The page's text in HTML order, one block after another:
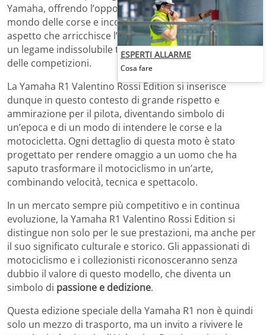
Yamaha, offrendo l’opportunità di vivere da vicino il
mondo delle corse e incontrare i piloti. Questo è un
aspetto che arricchisce l’esperienza di acquisto e crea
un legame indissolubile tra il motociclista e il mondo
delle competizioni.
La Yamaha R1 Valentino Rossi Edition si inserisce
dunque in questo contesto di grande rispetto e
ammirazione per il pilota, diventando simbolo di
un’epoca e di un modo di intendere le corse e la
motocicletta. Ogni dettaglio di questa moto è stato
progettato per rendere omaggio a un uomo che ha
saputo trasformare il motociclismo in un’arte,
combinando velocità, tecnica e spettacolo.
In un mercato sempre più competitivo e in continua
evoluzione, la Yamaha R1 Valentino Rossi Edition si
distingue non solo per le sue prestazioni, ma anche per
il suo significato culturale e storico. Gli appassionati di
motociclismo e i collezionisti riconosceranno senza
dubbio il valore di questo modello, che diventa un
simbolo di passione e dedizione.
Questa edizione speciale della Yamaha R1 non è quindi
solo un mezzo di trasporto, ma un invito a rivivere le
ESPERTI ALLARME
Cosa fare